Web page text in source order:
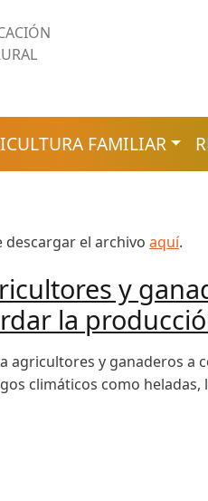
FAMILIAR
descargar el archivo aquí.
y
la
agricultores y ganaderos
climáticos como heladas,